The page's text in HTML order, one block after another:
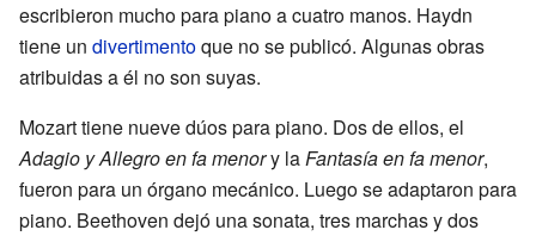
escribieron mucho para piano a cuatro manos. Haydn
tiene un divertimentoque no se publicó. Algunas obras
atribuidas a él no son suyas.
Mozart tiene nueve dúos para piano. Dos de ellos, el
Adagio y Allegro en fa menory laFantasía en fa menor,
fueron para un órgano mecánico. Luego se adaptaron para
piano. Beethoven dejó una sonata, tres marchas y dos